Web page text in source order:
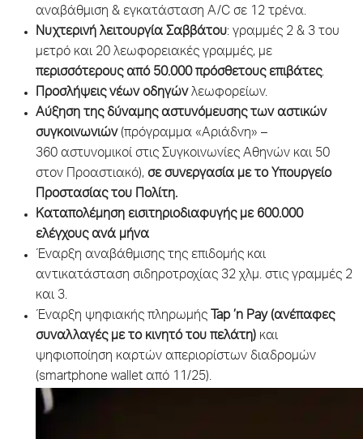
αναβάθμιση & εγκατάσταση A/C σε 12 τρένα.
Νυχτερινή λειτουργία Σαββάτου: γραμμές 2 & 3 του
μετρό και 20 λεωφορειακές γραμμές, με
περισσότερους από 50.000 πρόσθετους επιβάτες.
Προσλήψεις νέων οδηγώνλεωφορείων.
Αύξηση της δύναμης αστυνόμευσης των αστικών
συγκοινωνιών(πρόγραμμα «Αριάδνη» –
360 αστυνομικοί στις Συγκοινωνίες Αθηνών και 50
στον Προαστιακό), σε συνεργασία με το Υπουργείο
Προστασίας του Πολίτη.
Καταπολέμηση εισιτηριοδιαφυγής με 600.000
ελέγχους ανά μήνα
Έναρξη αναβάθμισης της επιδομής και
αντικατάσταση σιδηροτροχίας 32 χλμ. στις γραμμές 2
και 3.
Έναρξη ψηφιακής πληρωμής Tap ’n Pay (ανέπαφες
συναλλαγές με το κινητό του πελάτη) και
ψηφιοποίηση καρτών απεριορίστων διαδρομών
(smartphone wallet από 11/25).